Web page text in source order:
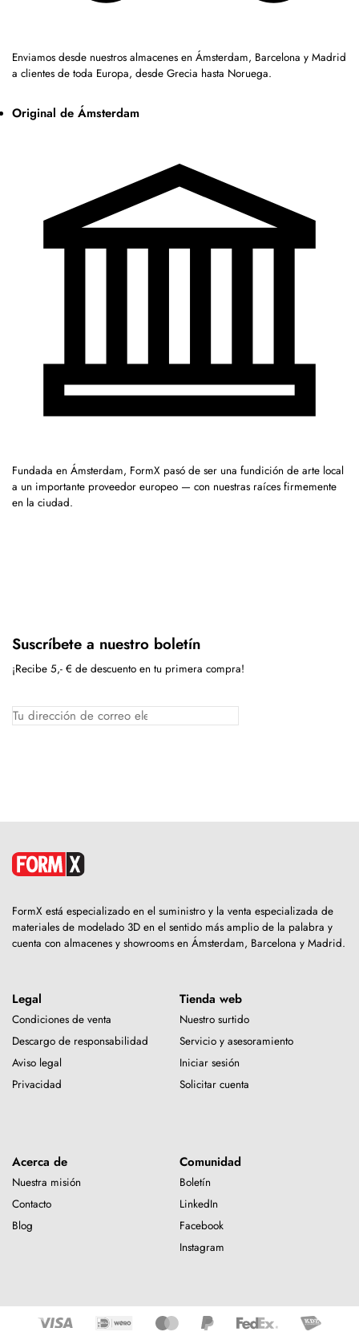
Enviamos desde nuestros almacenes en Ámsterdam, Barcelona y Madrid
a clientes de toda Europa, desde Grecia hasta Noruega.
Original de Ámsterdam
Fundada en Ámsterdam, FormX pasó de ser una fundición de arte local
a un importante proveedor europeo — con nuestras raíces firmemente
en la ciudad.
Suscríbete a nuestro boletín
¡Recibe 5,- € de descuento en tu primera compra!
FormX está especializado en el suministro y la venta especializada de
materiales de modelado 3D en el sentido más amplio de la palabra y
cuenta con almacenes y showrooms en Ámsterdam, Barcelona y Madrid.
Legal
Condiciones de venta
Descargo de responsabilidad
Aviso legal
Privacidad
Tienda web
Nuestro surtido
Servicio y asesoramiento
Iniciar sesión
Solicitar cuenta
Acerca de
Nuestra misión
Contacto
Blog
Comunidad
Boletín
LinkedIn
Facebook
Instagram